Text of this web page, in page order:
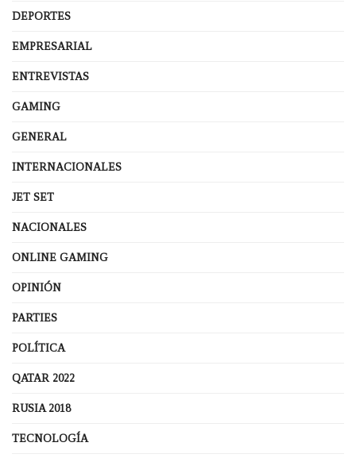
DEPORTES
EMPRESARIAL
ENTREVISTAS
GAMING
GENERAL
INTERNACIONALES
JET SET
NACIONALES
ONLINE GAMING
OPINIÓN
PARTIES
POLÍTICA
QATAR 2022
RUSIA 2018
TECNOLOGÍA